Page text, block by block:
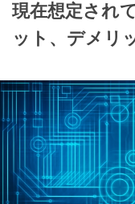
現在想定され
ット、デメリ